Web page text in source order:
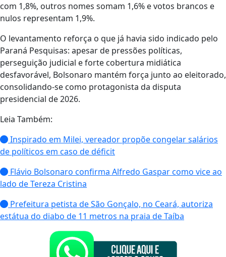
com 1,8%, outros nomes somam 1,6% e votos brancos e
nulos representam 1,9%.
O levantamento reforça o que já havia sido indicado pelo
Paraná Pesquisas: apesar de pressões políticas,
perseguição judicial e forte cobertura midiática
desfavorável, Bolsonaro mantém força junto ao eleitorado,
consolidando-se como protagonista da disputa
presidencial de 2026.
Leia Também:
Inspirado em Milei, vereador propõe congelar salários
de políticos em caso de déficit
Flávio Bolsonaro confirma Alfredo Gaspar como vice ao
lado de Tereza Cristina
Prefeitura petista de São Gonçalo, no Ceará, autoriza
estátua do diabo de 11 metros na praia de Taíba